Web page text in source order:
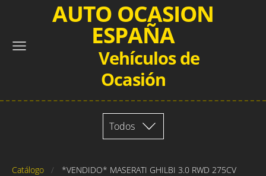
AUTO OCASION
ESPAÑA
Vehículos de
Ocasión
Todos
Catálogo *VENDIDO* MASERATI GHILBI 3.0 RWD 275CV